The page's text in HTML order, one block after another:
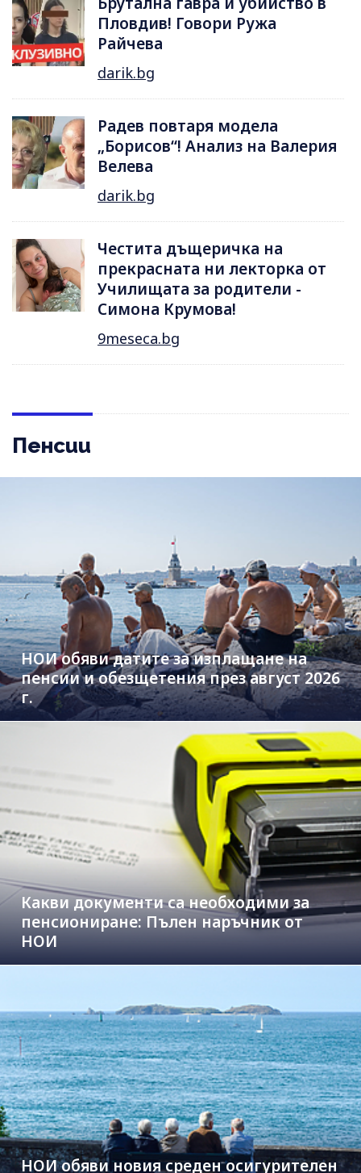
Пловдив! Говори Ружа
Райчева
darik.bg
Радев повтаря модела
„Борисов“! Анализ на Валерия
Велева
darik.bg
Честита дъщеричка на
прекрасната ни лекторка от
Училищата за родители -
Симона Крумова!
9meseca.bg
Пенсии
НОИ обяви датите за изплащане на
пенсии и обезщетения през август 2026
г.
Какви документи са необходими за
пенсиониране: Пълен наръчник от
НОИ
НОИ обяви новия среден осигурителен